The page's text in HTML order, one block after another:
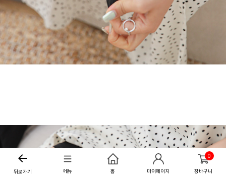
뒤로가기 메뉴 홈 마이페이지
0
장바구니